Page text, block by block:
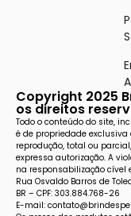
Copyright 2025
os direitos
Todo o conteúdo do site,
é de propriedade
reprodução, total ou
expressa autorização. A
na responsabilização
Rua Osvaldo Barros de
BR – CPF: 303.884.768-26
E-mail: